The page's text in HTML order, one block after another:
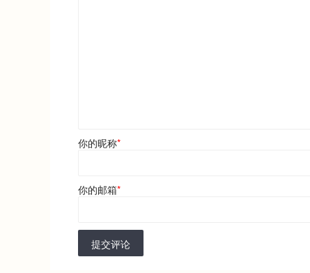
你的昵称*
你的邮箱*
提交评论